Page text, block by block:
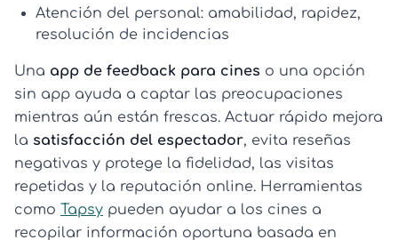
Atención del personal: amabilidad, rapidez,
resolución de incidencias
Una app de feedback para cines o una opción
sin app ayuda a captar las preocupaciones
mientras aún están frescas. Actuar rápido mejora
la satisfacción del espectador, evita reseñas
negativas y protege la fidelidad, las visitas
repetidas y la reputación online. Herramientas
como Tapsy pueden ayudar a los cines a
recopilar información oportuna basada en